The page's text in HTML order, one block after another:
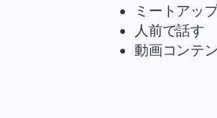
ミートアッ
人前で話す
動画コンテ